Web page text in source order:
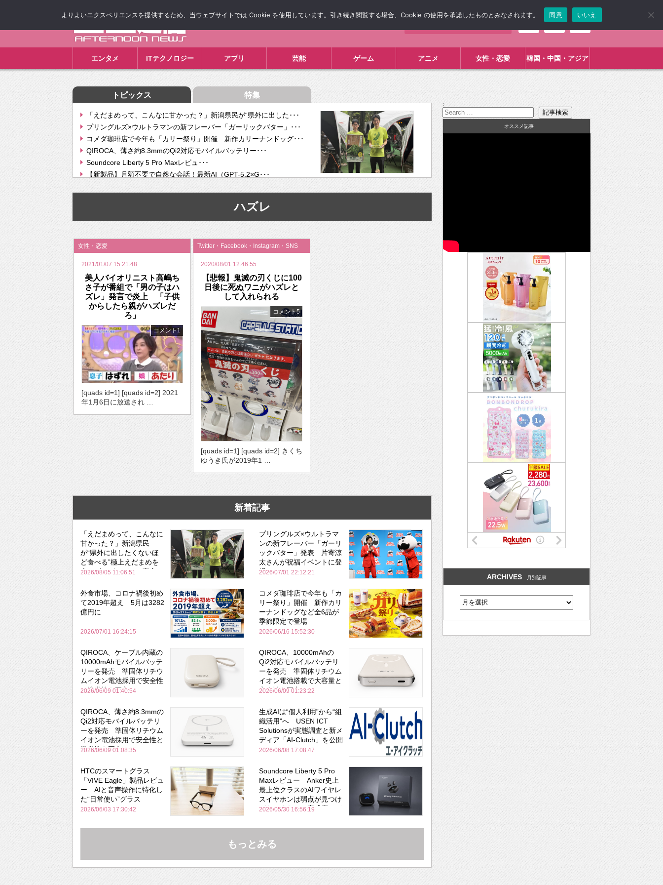
エンタメ ITテクノロジー アプリ 芸能 ゲーム アニメ 女性・恋愛 韓国・中国・アジア
トピックス 特集
「えだまめって、こんなに甘かった？」新潟県民が“県外に出した･･･
プリングルズ×ウルトラマンの新フレーバー「ガーリックバター」･･･
コメダ珈琲店で今年も「カリー祭り」開催 新作カリーナンドッグ･･･
QIROCA、薄さ約8.3mmのQi2対応モバイルバッテリー･･･
Soundcore Liberty 5 Pro Maxレビュ･･･
【新製品】月額不要で自然な会話！最新AI（GPT-5.2×G･･･
【次世代の没入感と生産性】VITURE Luma Ultra･･･
挫折率8割の壁をAIで突破。ジャストシステム、”自分が今話し･･･
2026年のバレンタインは「自分で作って、想いを渡す」 TE･･･
ハズレ
女性・恋愛
2021/01/07 15:21:48
美人バイオリニスト高嶋ち
さ子が番組で「男の子はハ
ズレ」発言で炎上 「子供
からしたら親がハズレだ
ろ」
コメント1
[quads id=1] [quads id=2] 2021
年1月6日に放送され …
Twitter・Facebook・Instagram・SNS
2020/08/01 12:46:55
【悲報】鬼滅の刃くじに100
日後に死ぬワニがハズレと
して入れられる
コメント5
[quads id=1] [quads id=2] きくち
ゆうき氏が2019年1 …
新着記事
「えだまめって、こんなに
甘かった？」新潟県民
が“県外に出したくないほ
ど食べる”極上えだまめを
森のビアガーデンで実食
2026/08/05 11:06:51
プリングルズ×ウルトラマ
ンの新フレーバー「ガーリ
ックバター」発表 片寄涼
太さんが祝福イベントに登
場
2026/07/01 22:12:21
外食市場、コロナ禍後初め
て2019年超え 5月は3282
億円に
2026/07/01 16:24:15
コメダ珈琲店で今年も「カ
リー祭り」開催 新作カリ
ーナンドッグなど全6品が
季節限定で登場
2026/06/16 15:52:30
QIROCA、ケーブル内蔵の
10000mAhモバイルバッテ
リーを発売 準固体リチウ
ムイオン電池採用で安全性
と携帯性を両立
2026/06/09 01:40:54
QIROCA、10000mAhの
Qi2対応モバイルバッテリ
ーを発売 準固体リチウム
イオン電池搭載で大容量と
安全性を両立
2026/06/09 01:23:22
QIROCA、薄さ約8.3mmの
Qi2対応モバイルバッテリ
ーを発売 準固体リチウム
イオン電池採用で安全性と
携帯性を両立
2026/06/09 01:08:35
生成AIは“個人利用”から“組
織活用”へ USEN ICT
Solutionsが実態調査と新メ
ディア「AI-Clutch」を公開
2026/06/08 17:08:47
HTCのスマートグラス
「VIVE Eagle」製品レビュ
ー AIと音声操作に特化し
た“日常使い”グラス
2026/06/03 17:30:42
Soundcore Liberty 5 Pro
Maxレビュー Anker史上
最上位クラスのAIワイヤレ
スイヤホンは弱点が見つけ
づらいくらいの完成度にび
Bose並み
2026/05/30 16:56:19
もっとみる
:
オススメ記事
ARCHIVES 月別記事
よりよいエクスペリエンスを提供するため、当ウェブサイトでは Cookie を使用しています。引き続き閲覧する場合、Cookie の使用を承諾したものとみなされます。 同意 いいえ